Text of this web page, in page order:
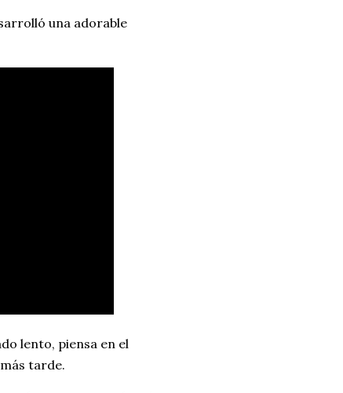
una adorable
lento, piensa en el
tarde.